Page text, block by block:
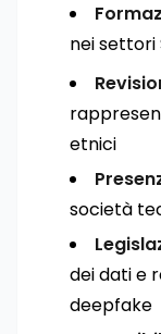
nei settori
etnici
società
dei dati e
deepfake